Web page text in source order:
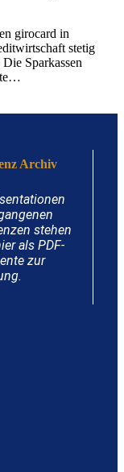
girocard in
stetig
Sparkassen
Archiv
stehen
als PDF-
zur